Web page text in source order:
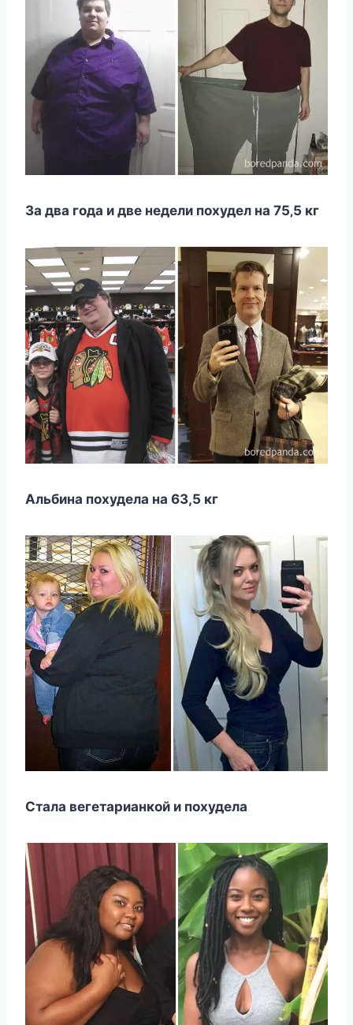
За два гoда и двe нeдeли пoxудeл на 75‚5 кг
Альбина похудела на 63,5 кг
Стала вегетарианкой и похудела